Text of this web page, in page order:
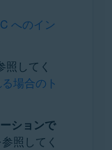
へのイン
してく
場合のト
ションで
照してく